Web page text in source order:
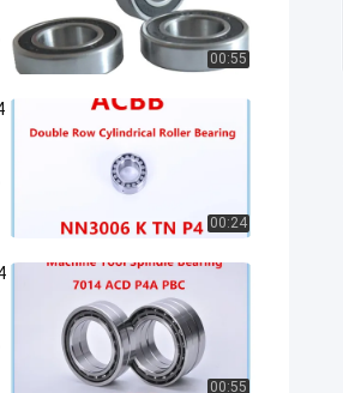
00:55
00:24
00:55